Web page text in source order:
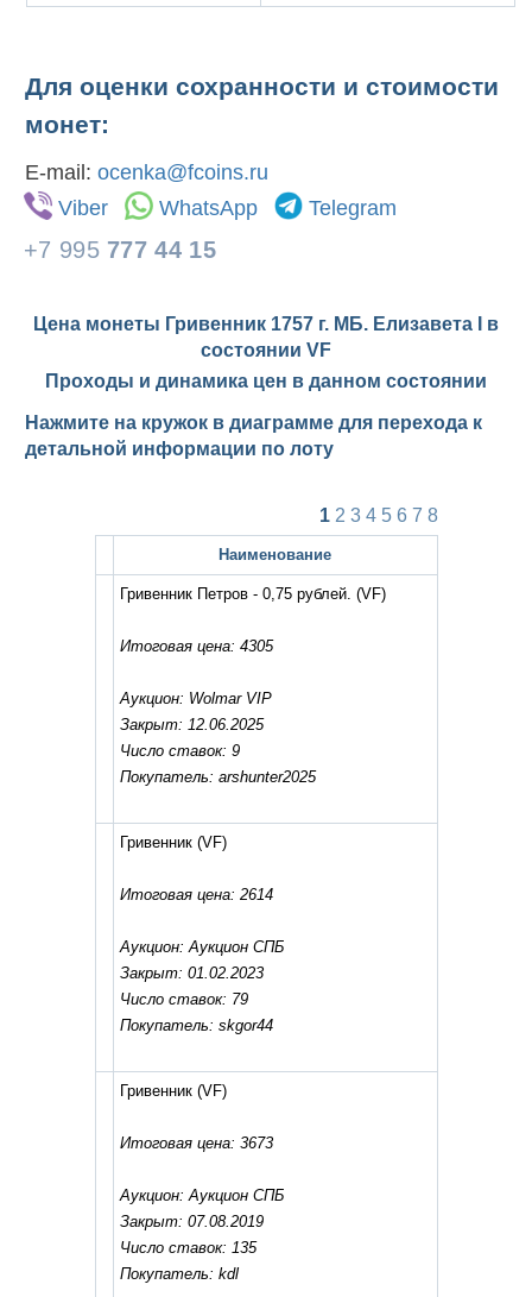
Для оценки сохранности и стоимости
монет:
E-mail: ocenka@fcoins.ru
Viber
WhatsApp Telegram
+7 995 777 44 15
Цена монеты Гривенник 1757 г. МБ. Елизавета I в
состоянии VF
Проходы и динамика цен в данном состоянии
Нажмите на кружок в диаграмме для перехода к
детальной информации по лоту
1 2 3 4 5 6 7 8
Наименование
Гривенник Петров - 0,75 рублей. (VF)
Итоговая цена: 4305
Аукцион: Wolmar VIP
Закрыт: 12.06.2025
Число ставок: 9
Покупатель: arshunter2025
Гривенник(VF)
Итоговая цена: 2614
Аукцион: Аукцион СПБ
Закрыт: 01.02.2023
Число ставок: 79
Покупатель: skgor44
Гривенник(VF)
Итоговая цена: 3673
Аукцион: Аукцион СПБ
Закрыт: 07.08.2019
Число ставок: 135
Покупатель: kdl